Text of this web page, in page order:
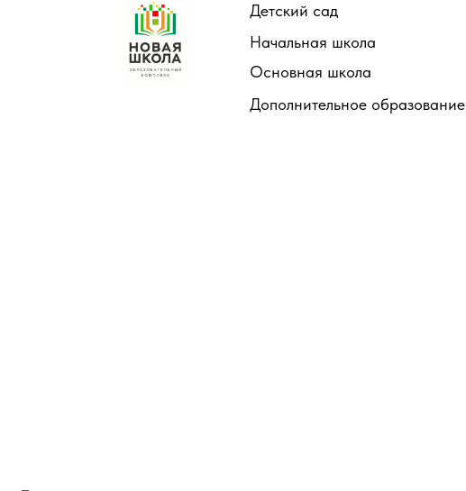
Детский сад
Начальная школа
Основная школа
Дополнительное образование